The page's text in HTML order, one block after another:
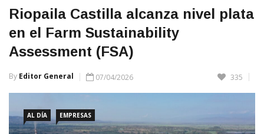
Riopaila Castilla alcanza nivel plata
en el Farm Sustainability
Assessment (FSA)
By Editor General 07/04/2026 335
AL DÍA EMPRESAS